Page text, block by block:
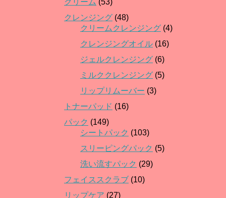
クリーム (53)
クレンジング (48)
クリームクレンジング (4)
クレンジングオイル (16)
ジェルクレンジング (6)
ミルククレンジング (5)
リップリムーバー (3)
トナーパッド (16)
パック (149)
シートパック (103)
スリーピングパック (5)
洗い流すパック (29)
フェイススクラブ (10)
リップケア (27)